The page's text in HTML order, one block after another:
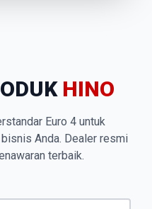
HINO
Euro 4 untuk
Anda. Dealer resmi
terbaik.